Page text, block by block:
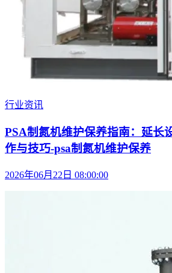
行业资讯
PSA制氮机维护保养指南：延长
作与技巧-psa制氮机维护保养
2026年06月22日 08:00:00